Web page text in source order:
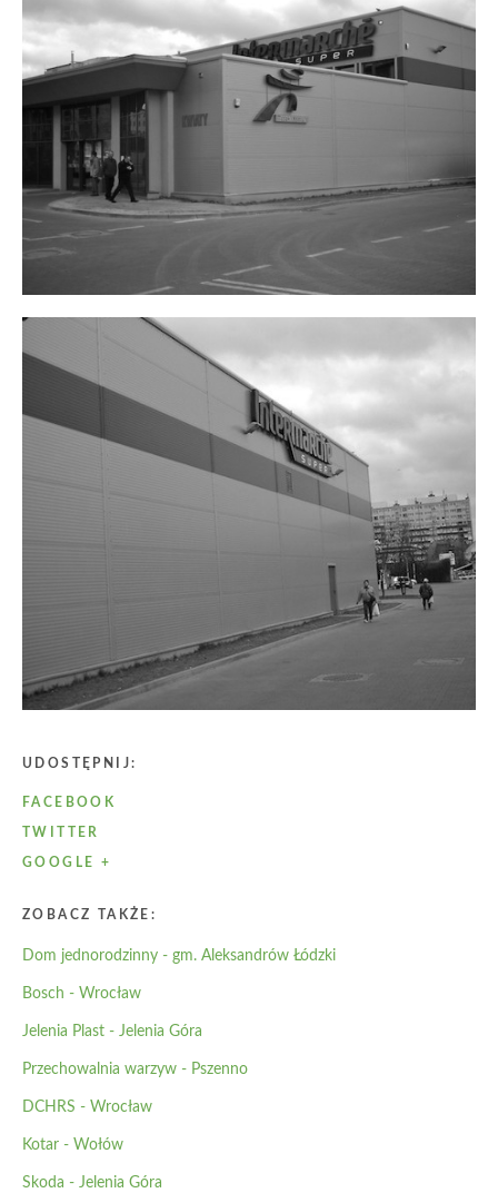
UDOSTĘPNIJ:
FACEBOOK
TWITTER
GOOGLE +
ZOBACZ TAKŻE:
Dom jednorodzinny - gm. Aleksandrów Łódzki
Bosch - Wrocław
Jelenia Plast - Jelenia Góra
Przechowalnia warzyw - Pszenno
DCHRS - Wrocław
Kotar - Wołów
Skoda - Jelenia Góra